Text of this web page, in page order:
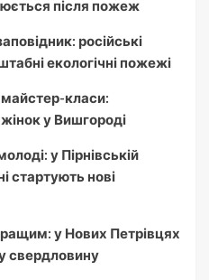
після пожеж
російські
екологічні пожежі
майстер-класи:
у Вишгороді
у Пірнівській
стартують нові
у Нових Петрівцях
свердловину